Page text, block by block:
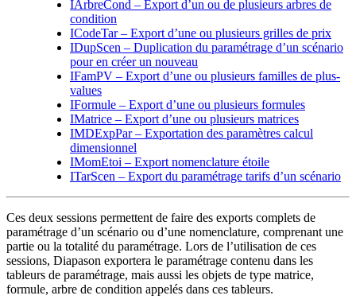
IArbreCond – Export d’un ou de plusieurs arbres de
condition
ICodeTar – Export d’une ou plusieurs grilles de prix
IDupScen – Duplication du paramétrage d’un scénario
pour en créer un nouveau
IFamPV – Export d’une ou plusieurs familles de plus-
values
IFormule – Export d’une ou plusieurs formules
IMatrice – Export d’une ou plusieurs matrices
IMDExpPar – Exportation des paramètres calcul
dimensionnel
IMomEtoi – Export nomenclature étoile
ITarScen – Export du paramétrage tarifs d’un scénario
Ces deux sessions permettent de faire des exports complets de
paramétrage d’un scénario ou d’une nomenclature, comprenant une
partie ou la totalité du paramétrage. Lors de l’utilisation de ces
sessions, Diapason exportera le paramétrage contenu dans les
tableurs de paramétrage, mais aussi les objets de type matrice,
formule, arbre de condition appelés dans ces tableurs.